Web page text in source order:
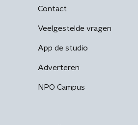
Contact
Veelgestelde vragen
App de studio
Adverteren
NPO Campus